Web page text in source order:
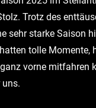
Trotz des
sehr starke Saison
tolle Momente,
vorne mitfahren